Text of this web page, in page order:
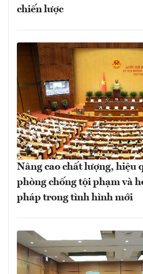
chiến lược
Nâng cao chất lượng, hiệu
phòng chống tội phạm và
pháp trong tình hình mới